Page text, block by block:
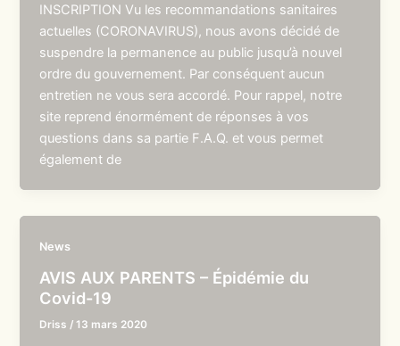
INSCRIPTION Vu les recommandations sanitaires
actuelles (CORONAVIRUS), nous avons décidé de
suspendre la permanence au public jusqu’à nouvel
ordre du gouvernement. Par conséquent aucun
entretien ne vous sera accordé. Pour rappel, notre
site reprend énormément de réponses à vos
questions dans sa partie F.A.Q. et vous permet
également de
News
AVIS AUX PARENTS – Épidémie du
Covid-19
Driss /13 mars 2020